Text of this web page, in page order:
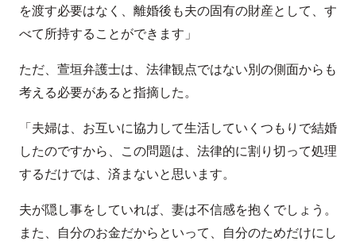
を渡す必要はなく、離婚後も夫の固有の財産として、す
べて所持することができます」
ただ、萱垣弁護士は、法律観点ではない別の側面からも
考える必要があると指摘した。
「夫婦は、お互いに協力して生活していくつもりで結婚
したのですから、この問題は、法律的に割り切って処理
するだけでは、済まないと思います。
夫が隠し事をしていれば、妻は不信感を抱くでしょう。
また、自分のお金だからといって、自分のためだけにし